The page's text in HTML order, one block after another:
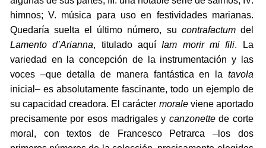
himnos; V. música para uso en festividades marianas.
Quedaría suelta el último número, su contrafactumdel
Lamento d’Arianna, titulado aquíIam morir mi fili. La
variedad en la concepción de la instrumentación y las
voces –que detalla de manera fantástica en la tavola
inicial– es absolutamente fascinante, todo un ejemplo de
su capacidad creadora. El carácter moraleviene aportado
precisamente por esos madrigales y canzonettede corte
moral, con textos de Francesco Petrarca –los dos